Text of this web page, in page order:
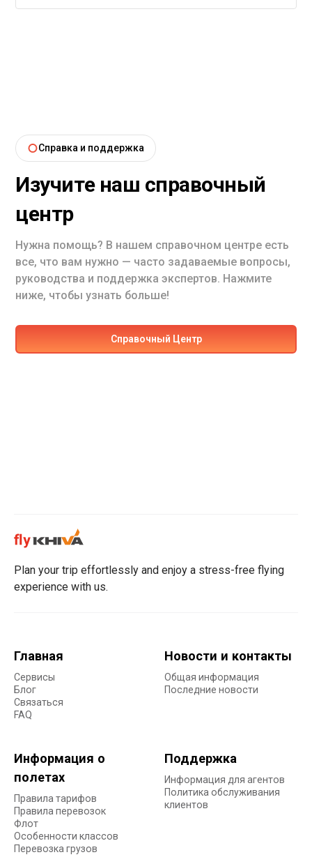
Международным аэропортом Навои
Справка и поддержка
Изучите наш справочный
центр
Нужна помощь? В нашем справочном центре есть
все, что вам нужно — часто задаваемые вопросы,
руководства и поддержка экспертов. Нажмите
ниже, чтобы узнать больше!
Cправочный Центр
Plan your trip effortlessly and enjoy a stress-free flying
experience with us.
Главная
Сервисы
Блог
Связаться
FAQ
Новости и контакты
Общая информация
Последние новости
Информация о
полетах
Правила тарифов
Правила перевозок
Флот
Особенности классов
Перевозка грузов
Поддержка
Информация для агентов
Политика обслуживания
клиентов